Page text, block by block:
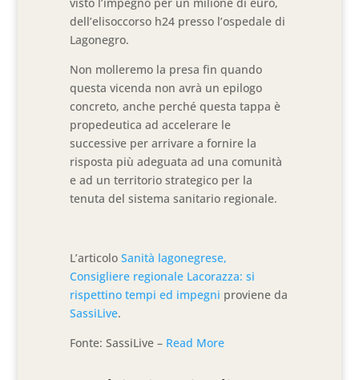
dell’elisoccorso h24 presso l’ospedale di
Lagonegro.
Non molleremo la presa fin quando
questa vicenda non avrà un epilogo
concreto, anche perché questa tappa è
propedeutica ad accelerare le
successive per arrivare a fornire la
risposta più adeguata ad una comunità
e ad un territorio strategico per la
tenuta del sistema sanitario regionale.
L’articoloSanità lagonegrese,
Consigliere regionale Lacorazza: si
rispettino tempi ed impegni proviene da
SassiLive.
Fonte: SassiLive – Read More